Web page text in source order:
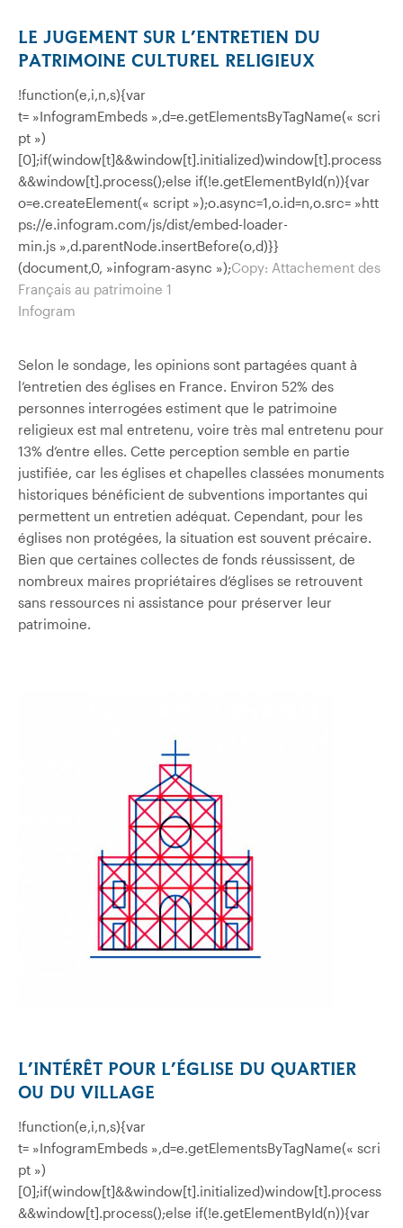
LE JUGEMENT SUR L’ENTRETIEN DU
PATRIMOINE CULTUREL RELIGIEUX
!function(e,i,n,s){var
t= »InfogramEmbeds »,d=e.getElementsByTagName(« scri
pt »)
[0];if(window[t]&&window[t].initialized)window[t].process
&&window[t].process();else if(!e.getElementById(n)){var
o=e.createElement(« script »);o.async=1,o.id=n,o.src= »htt
ps://e.infogram.com/js/dist/embed-loader-
min.js »,d.parentNode.insertBefore(o,d)}}
(document,0, »infogram-async »);Copy: Attachement des
Français au patrimoine 1
Infogram
Selon le sondage, les opinions sont partagées quant à
l’entretien des églises en France. Environ 52% des
personnes interrogées estiment que le patrimoine
religieux est mal entretenu, voire très mal entretenu pour
13% d’entre elles. Cette perception semble en partie
justifiée, car les églises et chapelles classées monuments
historiques bénéficient de subventions importantes qui
permettent un entretien adéquat. Cependant, pour les
églises non protégées, la situation est souvent précaire.
Bien que certaines collectes de fonds réussissent, de
nombreux maires propriétaires d’églises se retrouvent
sans ressources ni assistance pour préserver leur
patrimoine.
L’INTÉRÊT POUR L’ÉGLISE DU QUARTIER
OU DU VILLAGE
!function(e,i,n,s){var
t= »InfogramEmbeds »,d=e.getElementsByTagName(« scri
pt »)
[0];if(window[t]&&window[t].initialized)window[t].process
&&window[t].process();else if(!e.getElementById(n)){var